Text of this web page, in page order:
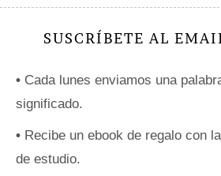
SUSCRÍBETE AL
• Cada lunes enviamos una
significado.
• Recibe un ebook de regalo con
de estudio.